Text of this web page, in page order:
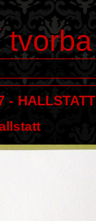
tvorba
- HALLSTATT